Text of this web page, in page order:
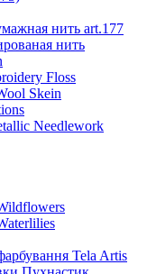
нить art.177
нить
Floss
Skein
Needlework
Tela Artis